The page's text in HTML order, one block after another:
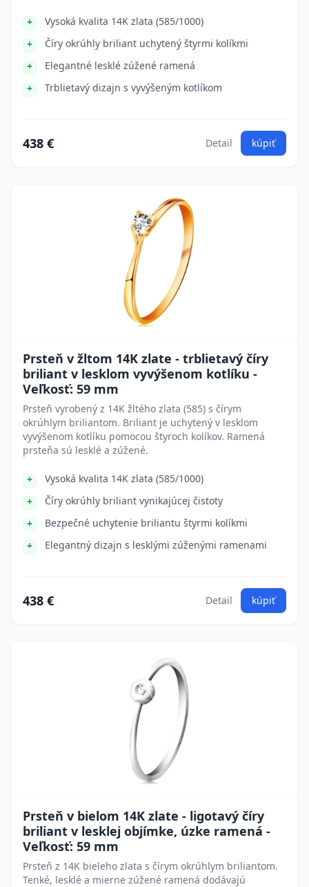
Vysoká kvalita 14K zlata (585/1000)
Číry okrúhly briliant uchytený štyrmi kolíkmi
Elegantné lesklé zúžené ramená
Trblietavý dizajn s vyvýšeným kotlíkom
438 € Detail kúpiť
Prsteň v žltom 14K zlate - trblietavý číry
briliant v lesklom vyvýšenom kotlíku -
Veľkosť: 59 mm
Prsteň vyrobený z 14K žltého zlata (585) s čírym
okrúhlym briliantom. Briliant je uchytený v lesklom
vyvýšenom kotlíku pomocou štyroch kolíkov. Ramená
prsteňa sú lesklé a zúžené.
Vysoká kvalita 14K zlata (585/1000)
Číry okrúhly briliant vynikajúcej čistoty
Bezpečné uchytenie briliantu štyrmi kolíkmi
Elegantný dizajn s lesklými zúženými ramenami
438 € Detail kúpiť
Prsteň v bielom 14K zlate - ligotavý číry
briliant v lesklej objímke, úzke ramená -
Veľkosť: 59 mm
Prsteň z 14K bieleho zlata s čírym okrúhlym briliantom.
Tenké, lesklé a mierne zúžené ramená dodávajú